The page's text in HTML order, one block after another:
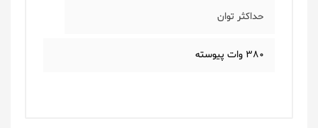
حداکثر توان
380 وات پیوسته